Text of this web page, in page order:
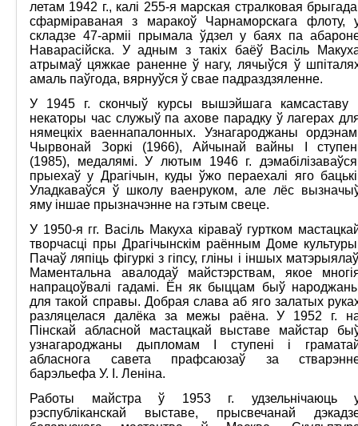
летам 1942 г., калі 255-я марская стралковая
сфарміраваная з маракоў Чарнаморскага флоту,
складзе 47-арміі прымала ўдзел у баях па
Наварасійска. У адным з такіх баёў Васіль
атрымаў цяжкае раненне ў нагу, лячыўся ў
амаль паўгода, вярнуўся ў свае падраздзяленне.
У 1945 г. скончыў курсы вышэйшага камсаставу
некаторы час служыў па ахове парадку ў лагерах
нямецкіх ваеннапалонных. Узнагароджаны
Чырвонай Зоркі (1966), Айчынай вайны І
(1985), медалямі. У лютым 1946 г.
прыехаў у Драгічын, куды ўжо пераехалі яго
Уладкаваўся ў школу ваенруком, але лёс
яму іншае прызначэнне на гэтым свеце.
У 1950-я гг. Васіль Макуха кіраваў гуртком
творчасці пры Драгічынскім раённым Доме
Пачаў ляпіць фігуркі з гіпсу, гліны і іншых
Маментальна авалодаў майстэрствам, якое
напрацоўвалі гадамі. Ён як быццам быў
для такой справы. Добрая слава аб яго залатых
разляцелася далёка за межы раёна. У 1952 г.
Пінскай абласной мастацкай выставе майстар
узнагароджаны дыпломам I ступені і
абласнога савета прафсаюзаў за
барэльефа У. І. Леніна.
Работы майстра ў 1953 г. удзельнічаюць
рэспубліканскай выставе, прысвечанай